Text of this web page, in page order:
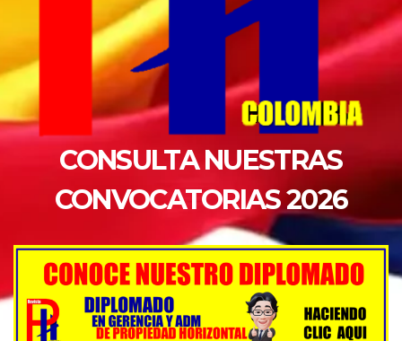
CONSULTA NUESTRAS
CONVOCATORIAS 2026